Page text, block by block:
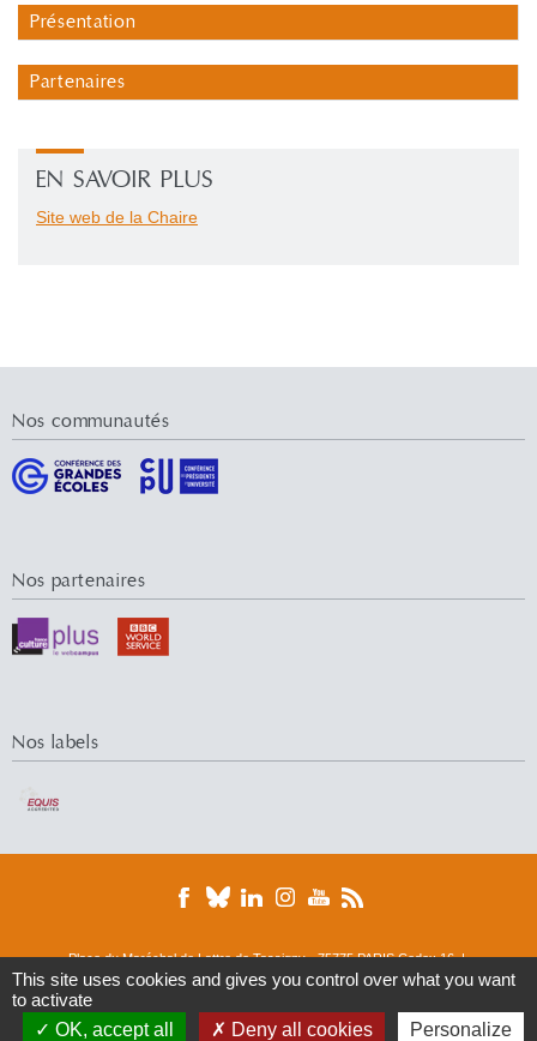
Présentation
Partenaires
EN SAVOIR PLUS
Site web de la Chaire
Nos communautés
Nos partenaires
Nos labels
Place du Maréchal de Lattre de Tassigny - 75775 PARIS Cedex 16 |
Tél. : 01 44 05 44 05 | Fax : 01 44 05 49 49
© 2016 Université Paris-Dauphine
MOST
CHAIRES ET CERCLES CENTER FOR Axes transversaux
This site uses cookies and gives you control over what you want
to activate
OK, accept all
Deny all cookies Personalize